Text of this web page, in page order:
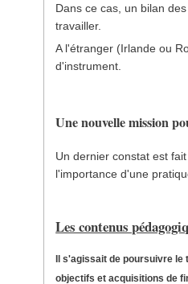
Dans ce cas, un bilan
travailler.
A l'étranger (Irlande ou
d'instrument.
Une nouvelle mission
Un dernier constat est
l'importance d'une
Les contenus
Il s'agissait de poursuivre
objectifs et acquisitions de